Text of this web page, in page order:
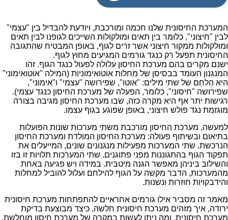
המערכת החיסונית שלנו חכמה ומורכבת, ויודעת להבדיל בין "עצמי"
לבין "חיצוני", כלומר בין תאים ומולקולות השייכים לגופנו לבין תאים
ומולקולות ממקור חיצוני אשר זרים לגוף, באופן המבטיח שהתגובה
החיסונית תפעל רק כנגד גורמים המגיעים מחוץ לגוף.
ישנם מקרים בהם מערכת החיסון עלולה לפעול כנגד הגוף. זהו
המנגנון העומד בבסיסן של מחלות אוטואימוניות (המילה "אוטואימוני"
היא הֵלחֵם של שתי מילים: "אוטו", שפירושה "עצמי" ו"אימוני",
שפירושה "חיסוני", כלומר, הפעלה של מערכת החיסון כנגד עצמי).
רגישות יתר אף היא מקרה כזה, שבו מערכת החיסון מגיבה בצורה
מוגזמת נגד פולש חיצוני, באופן שפוגע בגוף עצמו.
למעשה, מערכת החיסון מורכבת משתי מערכות שונות הפועלות
בתיאום ובשיתוף פעולה: מערכת החיסון המולדת ומערכת החיסון
הנרכשת. שתי המערכות מפעילות מנגנונים שונים, המייעלים את
תפקוד הגוף בהתגוננות מפני פתוגנים. שתי המערכות תלויות זו בזו
והשילוב ביניהן מאפשר הגנה מיטבית. במידה ויש פגיעה באחת
מהמערכות, הדבר מקשה על הגוף להילחם ועלול להוביל למחלות
והידבקויות חוזרות ונשנות.
מאמר זה מסביר אילו גורמים אחראיים להתפתחות מערכת חיסונית
ירודה, איך מזהים מערכת חיסונית חלשה, כיצד מבוצעת בדיקת
מערכת חיסונית, ומה ניתן לעשות במקרה של מערכת חיסון מוחלשת.